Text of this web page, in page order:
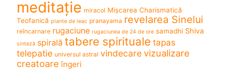
meditație miracol Mișcarea Charismatică
Teofanică plante de leac pranayama revelarea Sinelui
reîncarnare rugaciune rugaciunea de 24 de ore samadhi Shiva
sinteză spirală tabere spirituale tapas
telepatie universul astral vindecarevizualizare
creatoare îngeri